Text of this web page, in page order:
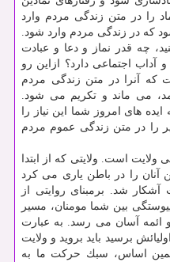
را در متن زندگی مردم وارد
كه در زندگی مردم وارد شود.
چه قدر نماز و دعا و عبادت
آداب اجتماعی دارد؟ ازاین رو
كه آنرا در متن زندگی مردم
می ماند و تكریم می شود.
های امروز شما این نیاز را
را در متن زندگی عموم مردم
است. ولایتی كه از ابتدا
آنان را در باطن یاری می كرد
آشكار شد. برمبنای روایتی از
بین شما مومنان، مسیر
و ائمه آسان می رسد. به عبارت
برسید باید بروید و ولایت
همین اساس، سبك حركت ما به